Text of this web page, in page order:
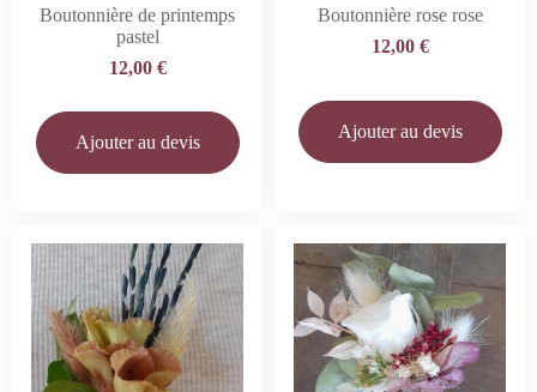
Boutonnière de printemps
pastel
12,00 €
Ajouter au devis
Boutonnière rose rose
12,00 €
Ajouter au devis